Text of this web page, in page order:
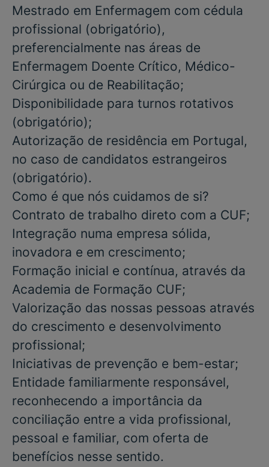
Mestrado em Enfermagem com cédula
profissional (obrigatório),
preferencialmente nas áreas de
Enfermagem Doente Crítico, Médico-
Cirúrgica ou de Reabilitação;
Disponibilidade para turnos rotativos
(obrigatório);
Autorização de residência em Portugal,
no caso de candidatos estrangeiros
(obrigatório).
Como é que nós cuidamos de si?
Contrato de trabalho direto com a CUF;
Integração numa empresa sólida,
inovadora e em crescimento;
Formação inicial e contínua, através da
Academia de Formação CUF;
Valorização das nossas pessoas através
do crescimento e desenvolvimento
profissional;
Iniciativas de prevenção e bem-estar;
Entidade familiarmente responsável,
reconhecendo a importância da
conciliação entre a vida profissional,
pessoal e familiar, com oferta de
benefícios nesse sentido.